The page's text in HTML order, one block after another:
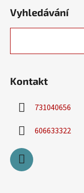
Vyhledávání
Kontakt
731040656
606633322